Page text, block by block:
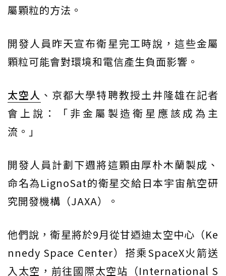
屬顆粒的方法。
開發人員昨天宣布衛星完工時說，這些金屬
顆粒可能會對環境和電信產生負面影響。
太空人 、京都大學特聘教授土井隆雄在記者
會上說：「非金屬製造衛星應該成為主
流。」
開發人員計劃下週將這顆由厚朴木蘭製成、
命名為LignoSat的衛星交給日本宇宙航空研
究開發機構（JAXA）。
他們說，衛星將於9月從甘迺迪太空中心（Ke
nnedy Space Center）搭乘SpaceX火箭送
入太空，前往國際太空站（International S